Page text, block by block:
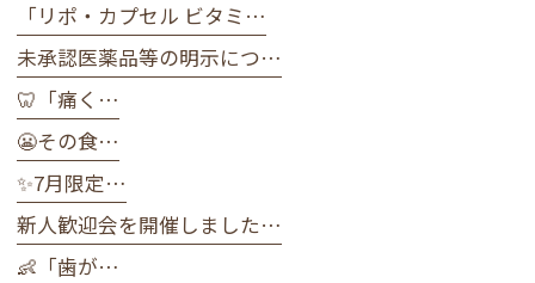
「リポ・カプセル ビタミ…
未承認医薬品等の明示につ…
🦷「痛く…
😬その食…
✨7月限定…
新人歓迎会を開催しました…
👶「歯が…